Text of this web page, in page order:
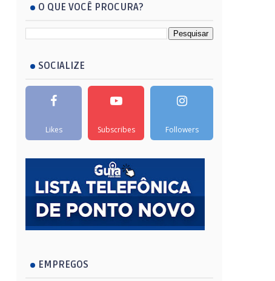
O QUE VOCÊ PROCURA?
SOCIALIZE
Likes Subscribes Followers
EMPREGOS